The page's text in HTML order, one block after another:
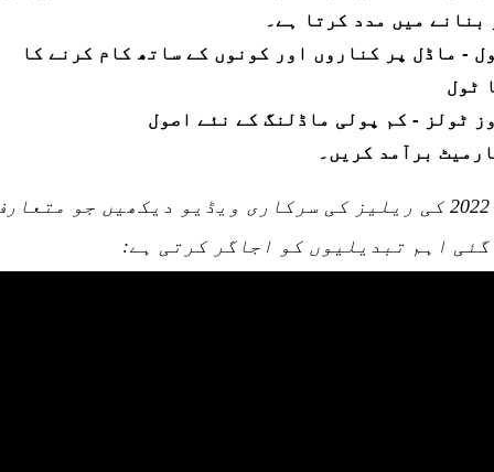
بنانے میں مدد کرتا ہے۔
- ماڈل پر کناروں اور کونوں کے ساتھ کام کرنے کا
ٹول
ٹولز - کم پولی ماڈلنگ کے نئے اصول
ہماری 2022 کی ریلیز کی سرکاری ویڈیو دیکھیں جو
اہم تبدیلیوں کو اجاگر کرتی ہے: